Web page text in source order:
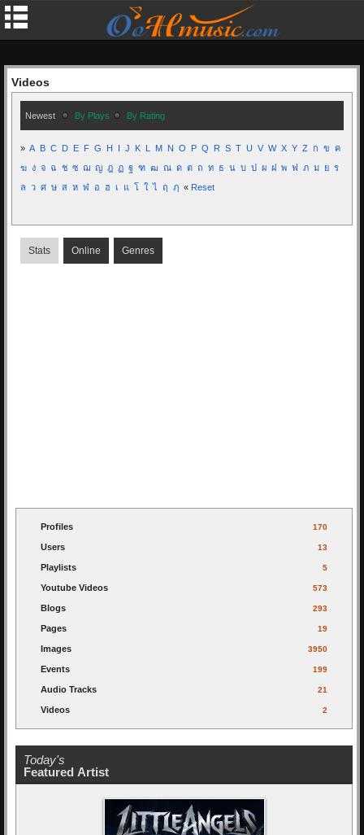
Videos
Newest By Plays By Rating
» A B C D E F G H I J K L M N O P Q R S T U V W X Y Z ก ข
ค
ฆ ง จ ฉ ช ซ ฌ ญ ฎ ฏ ฐ ฑ ฒ ณ ด ต ถ ท ธ น บ ป ผ ฝ พ ฟ ภ ม ย ร
ล ว ศ ษ ส ห ฬ อ ฮ เ แ โ ใ ไ ฤ ฦ « Reset
Stats Online Genres
Profiles 170
Users 13
Playlists 5
Youtube Videos 573
Blogs 293
Pages 19
Images 3950
Events 199
Audio Tracks 21
Videos 2
Today's
Featured Artist